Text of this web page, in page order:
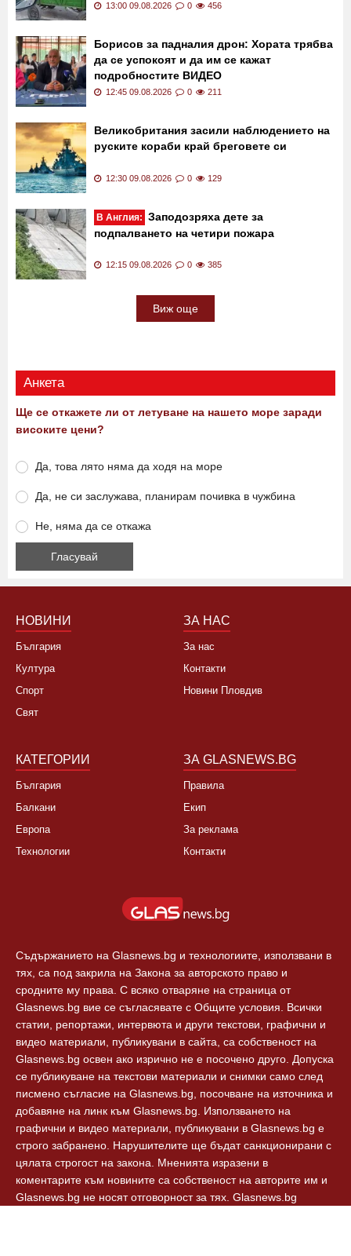
13:00 09.08.2026 0 456
Борисов за падналия дрон: Хората трябва
да се успокоят и да им се кажат
подробностите ВИДЕО
12:45 09.08.2026 0 211
Великобритания засили наблюдението на
руските кораби край бреговете си
12:30 09.08.2026 0 129
В Англия: Заподозряха дете за
подпалването на четири пожара
12:15 09.08.2026 0 385
Виж още
Анкета
Ще се откажете ли от летуване на нашето море заради
високите цени?
Да, това лято няма да ходя на море
Да, не си заслужава, планирам почивка в чужбина
Не, няма да се откажа
НОВИНИ
България
Култура
Спорт
Свят
ЗА НАС
За нас
Контакти
Новини Пловдив
КАТЕГОРИИ
България
Балкани
Европа
Технологии
ЗА GLASNEWS.BG
Правила
Екип
За реклама
Контакти
Съдържанието на Glasnews.bg и технологиите, използвани в
тях, са под закрила на Закона за авторското право и
сродните му права. С всяко отваряне на страница от
Glasnews.bg вие се съгласявате с Общите условия. Всички
статии, репортажи, интервюта и други текстови, графични и
видео материали, публикувани в сайта, са собственост на
Glasnews.bg освен ако изрично не е посочено друго. Допуска
се публикуване на текстови материали и снимки само след
писмено съгласие на Glasnews.bg, посочване на източника и
добавяне на линк към Glasnews.bg. Използването на
графични и видео материали, публикувани в Glasnews.bg е
строго забранено. Нарушителите ще бъдат санкционирани с
цялата строгост на закона. Мненията изразени в
коментарите към новините са собственост на авторите им и
Glasnews.bg не носят отговорност за тях. Glasnews.bg